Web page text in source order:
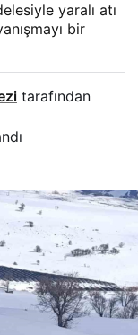
yaralı atı
bir
tarafından